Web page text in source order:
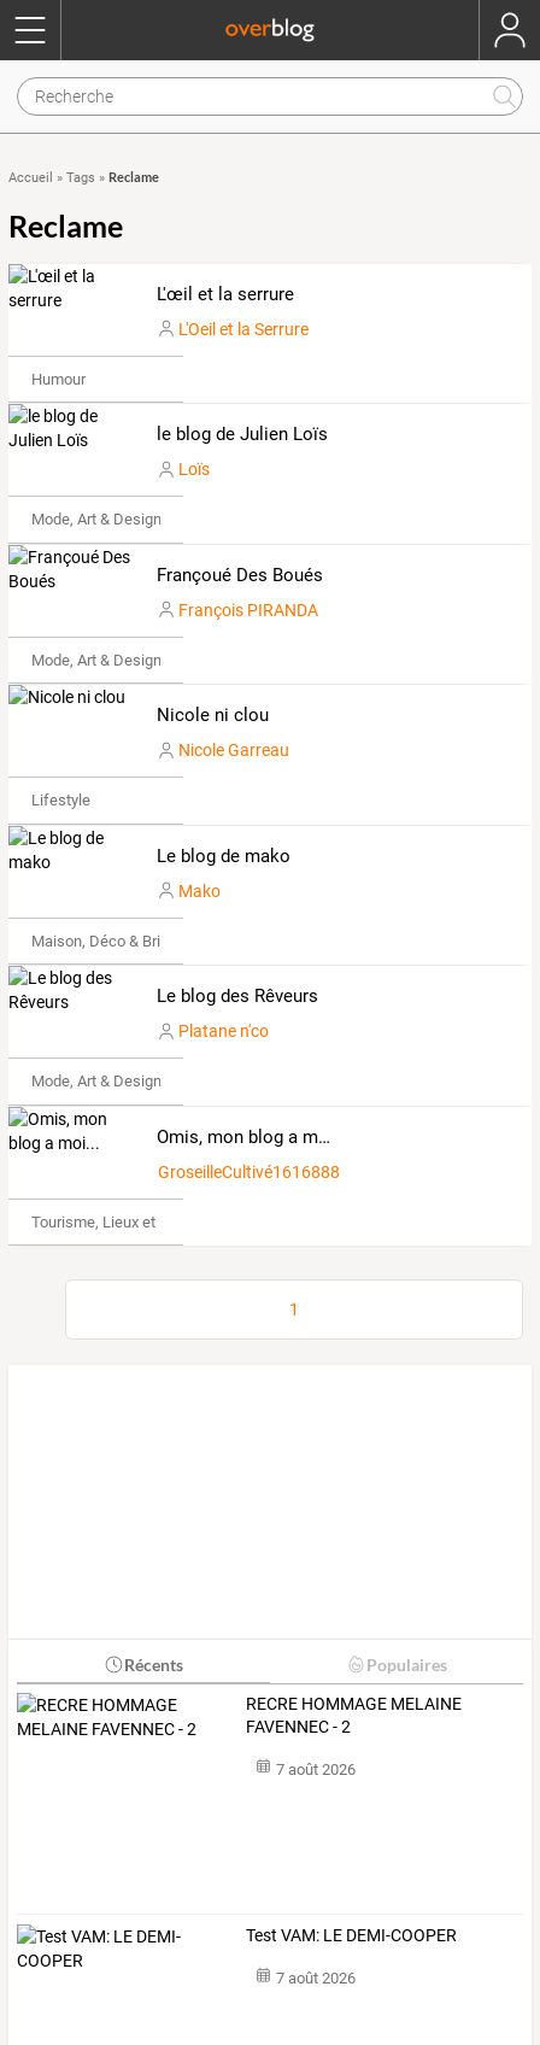
Accueil » Tags » Reclame
Reclame
L'œil et la serrure
L'Oeil et la Serrure
Humour
le blog de Julien Loïs
Loïs
Mode, Art & Design
Françoué Des Boués
François PIRANDA
Mode, Art & Design
Nicole ni clou
Nicole Garreau
Lifestyle
Le blog de mako
Mako
Maison, Déco & Bricolage
Le blog des Rêveurs
Platane n'co
Mode, Art & Design
Omis, mon blog a moi...
GroseilleCultivé1616888
Tourisme, Lieux et Événements
1
Récents Populaires
RECRE HOMMAGE MELAINE
FAVENNEC - 2
7 août 2026
Test VAM: LE DEMI-COOPER
7 août 2026